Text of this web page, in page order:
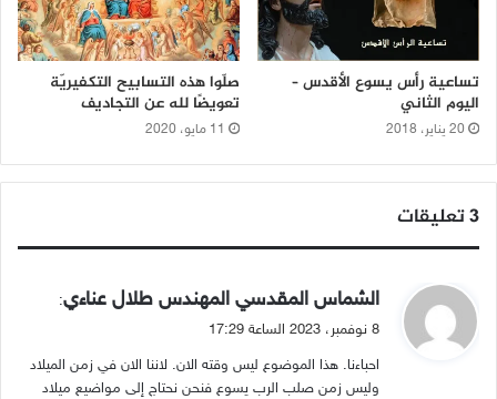
تساعية رأس يسوع الأقدس –
اليوم الثاني
20 يناير، 2018
صلّوا هذه التسابيح التكفيريّة
تعويضًا لله عن التجاديف
11 مايو، 2020
‫3 تعليقات
ي
ق
ل
الشماس المقدسي المهندس طلال عناءي:
8 نوفمبر، 2023 الساعة 17:29
احباءنا. هذا الموضوع ليس وقته الان. لاننا الان في زمن الميلاد
وليس زمن صلب الرب يسوع فنحن نحتاج إلى مواضيع ميلاد